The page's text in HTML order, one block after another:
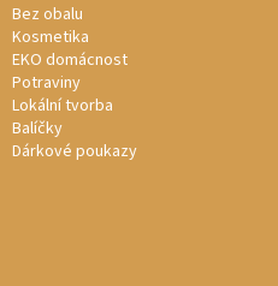
Bez obalu
Kosmetika
EKO domácnost
Potraviny
Lokální tvorba
Balíčky
Dárkové poukazy